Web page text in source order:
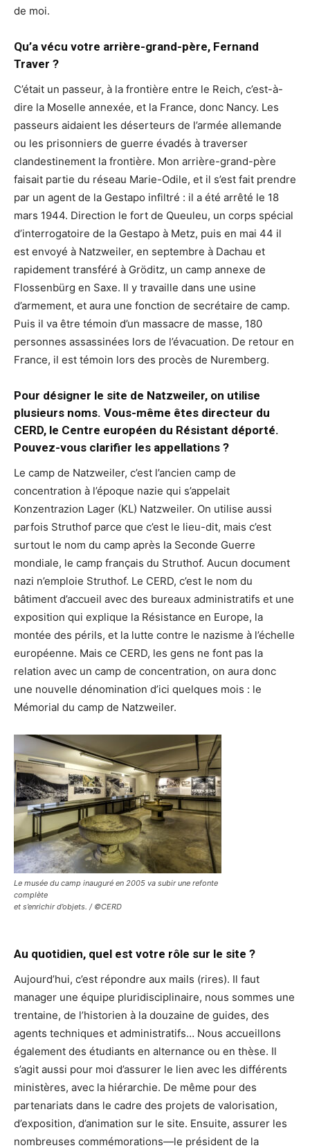
de moi.
Qu’a vécu votre arrière-grand-père, Fernand
Traver ?
C’était un passeur, à la frontière entre le Reich, c’est-à-
dire la Moselle annexée, et la France, donc Nancy. Les
passeurs aidaient les déserteurs de l’armée allemande
ou les prisonniers de guerre évadés à traverser
clandestinement la frontière. Mon arrière-grand-père
faisait partie du réseau Marie-Odile, et il s’est fait prendre
par un agent de la Gestapo infiltré : il a été arrêté le 18
mars 1944. Direction le fort de Queuleu, un corps spécial
d’interrogatoire de la Gestapo à Metz, puis en mai 44 il
est envoyé à Natzweiler, en septembre à Dachau et
rapidement transféré à Gröditz, un camp annexe de
Flossenbürg en Saxe. Il y travaille dans une usine
d’armement, et aura une fonction de secrétaire de camp.
Puis il va être témoin d’un massacre de masse, 180
personnes assassinées lors de l’évacuation. De retour en
France, il est témoin lors des procès de Nuremberg.
Pour désigner le site de Natzweiler, on utilise
plusieurs noms. Vous-même êtes directeur du
CERD, le Centre européen du Résistant déporté.
Pouvez-vous clarifier les appellations ?
Le camp de Natzweiler, c’est l’ancien camp de
concentration à l’époque nazie qui s’appelait
Konzentrazion Lager (KL) Natzweiler. On utilise aussi
parfois Struthof parce que c’est le lieu-dit, mais c’est
surtout le nom du camp après la Seconde Guerre
mondiale, le camp français du Struthof. Aucun document
nazi n’emploie Struthof. Le CERD, c’est le nom du
bâtiment d’accueil avec des bureaux administratifs et une
exposition qui explique la Résistance en Europe, la
montée des périls, et la lutte contre le nazisme à l’échelle
européenne. Mais ce CERD, les gens ne font pas la
relation avec un camp de concentration, on aura donc
une nouvelle dénomination d’ici quelques mois : le
Mémorial du camp de Natzweiler.
Le musée du camp inauguré en 2005 va subir une refonte
complète
et s’enrichir d’objets. / ©CERD
Au quotidien, quel est votre rôle sur le site ?
Aujourd’hui, c’est répondre aux mails (rires). Il faut
manager une équipe pluridisciplinaire, nous sommes une
trentaine, de l’historien à la douzaine de guides, des
agents techniques et administratifs… Nous accueillons
également des étudiants en alternance ou en thèse. Il
s’agit aussi pour moi d’assurer le lien avec les différents
ministères, avec la hiérarchie. De même pour des
partenariats dans le cadre des projets de valorisation,
d’exposition, d’animation sur le site. Ensuite, assurer les
nombreuses commémorations—le président de la